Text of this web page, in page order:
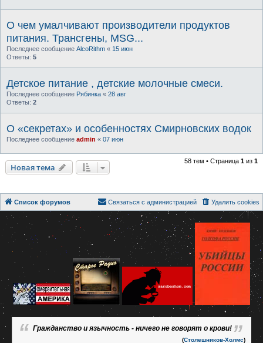
О чем умалчивают производители продуктов
питания. Трансгены, MSG...
Последнее сообщение AlcoRithm « 15 июн
Ответы: 5
Детское питание , детские молочные смеси.
Последнее сообщение Рябинка « 28 авг
Ответы: 2
О «секретах» и особенностях Смирновских водок
Последнее сообщение admin « 07 июн
Новая тема
58 тем • Страница 1 из 1
Список форумов Удалить cookies
Связаться с администрацией
Гражданство и язычность - ничего не говорят о крови!
(Столешников-Холмс)